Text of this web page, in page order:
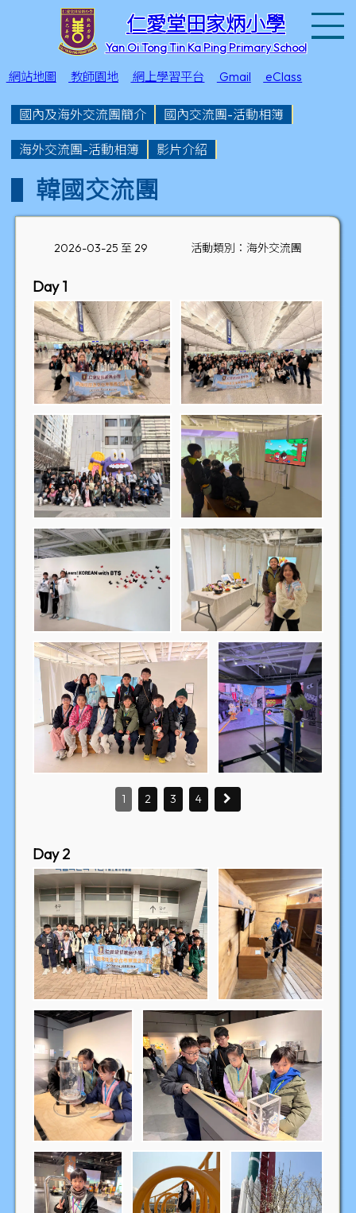
仁愛堂田家炳小學
Yan Oi Tong Tin Ka Ping Primary School
網站地圖 教師園地 網上學習平台 Gmail eClass
國內及海外交流團簡介 國內交流團-活動相簿
海外交流團-活動相簿 影片介紹
韓國交流團
2026-03-25 至 29 活動類別：海外交流團
Day 1
1 2 3 4
Day 2